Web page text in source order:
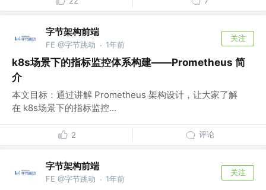
字节架构前端
FE @字节跳动 · 1年前
关注
k8s场景下的指标监控体系构建——Prometheus 简
介
本文目标：通过讲解 Prometheus 架构设计，让大家了解
在 k8s场景下的指标监控...
2 评论
字节架构前端
FE @字节跳动 · 1年前
关注